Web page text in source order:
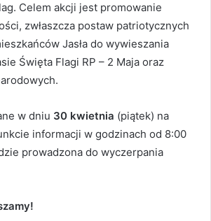
Celem akcji jest promowanie
zwłaszcza postaw patriotycznych
Jasła do wywieszania
Święta Flagi RP – 2 Maja oraz
w dniu 30 kwietnia (piątek) na
informacji w godzinach od 8:00
prowadzona do wyczerpania